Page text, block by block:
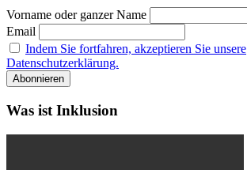
Vorname oder ganzer Name
Email
Indem Sie fortfahren, akzeptieren Sie unsere
Datenschutzerklärung.
Was ist Inklusion